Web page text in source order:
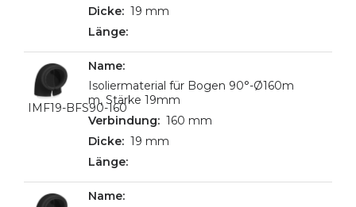
19 mm
IMF19-BFS90-160
Isoliermaterial für Bogen 90°-Ø160m
m, Stärke 19mm
160 mm
19 mm